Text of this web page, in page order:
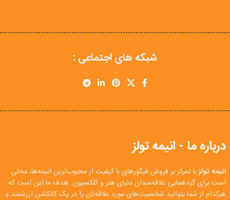
شبکه های اجتماعی :
درباره ما - انیمه تولز
انیمه تولزبا تمرکز بر فروش فیگورهای با کیفیت از محبوب‌ترین انیمه‌ها، محلی
است برای گردهمایی علاقه‌مندان دنیای هنر و کلکسیون. هدف ما این است که
هرکدام از شما بتوانید شخصیت‌های مورد علاقه‌تان را در یک کالکشن ارزشمند و